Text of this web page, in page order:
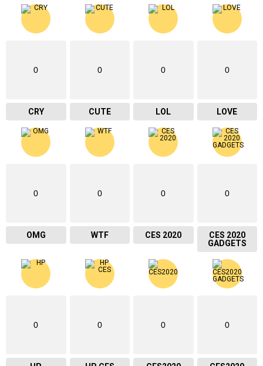
0
CRY
0
CUTE
0
LOL
0
LOVE
0
OMG
0
WTF
0
CES 2020
0
CES 2020
GADGETS
0 0 0 0